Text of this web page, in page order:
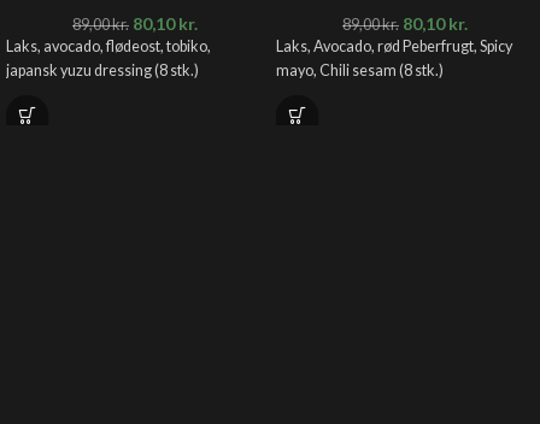
89,00kr. 80,10kr.
Laks, avocado, flødeost, tobiko,
japansk yuzu dressing (8 stk.)
89,00kr. 80,10kr.
Laks, Avocado, rød Peberfrugt, Spicy
mayo, Chili sesam (8 stk.)